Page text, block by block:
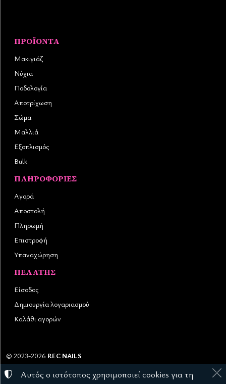
ΠΡΟΪΌΝΤΑ
Μακιγιάζ
Νύχια
Ποδολογία
Αποτρίχωση
Σώμα
Μαλλιά
Εξοπλισμός
Bulk
ΠΛΗΡΟΦΟΡΊΕΣ
Αγορά
Αποστολή
Πληρωμή
Επιστροφή
Υπαναχώρηση
ΠΕΛΆΤΗΣ
Είσοδος
Δημιουργία λογαριασμού
Καλάθι αγορών
© 2023-2026 REC NAILS
Αριθμός ΓΕΜΗ:145976403000
Αυτός ο ιστότοπος χρησιμοποιεί cookies για τη